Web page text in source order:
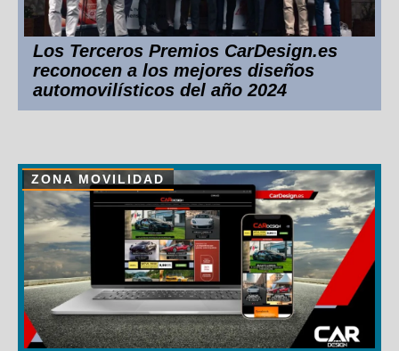
Los Terceros Premios CarDesign.es
reconocen a los mejores diseños
automovilísticos del año 2024
ZONA MOVILIDAD